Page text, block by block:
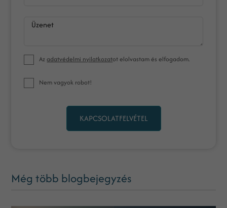
Üzenet
Azadatvédelmi nyilatkozatot elolvastam és elfogadom.
Nem vagyok robot!
KAPCSOLATFELVÉTEL
Még több blogbejegyzés